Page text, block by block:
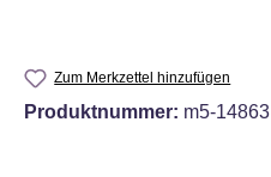
Zum Merkzettel hinzufügen
Produktnummer: m5-14863